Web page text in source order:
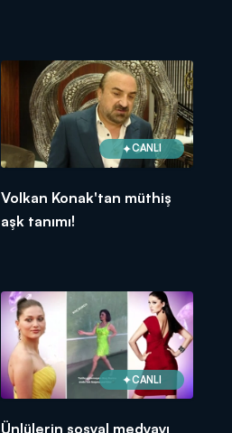
CANLI
Volkan Konak'tan müthiş
aşk tanımı!
CANLI
Ünlülerin sosyal medyayı